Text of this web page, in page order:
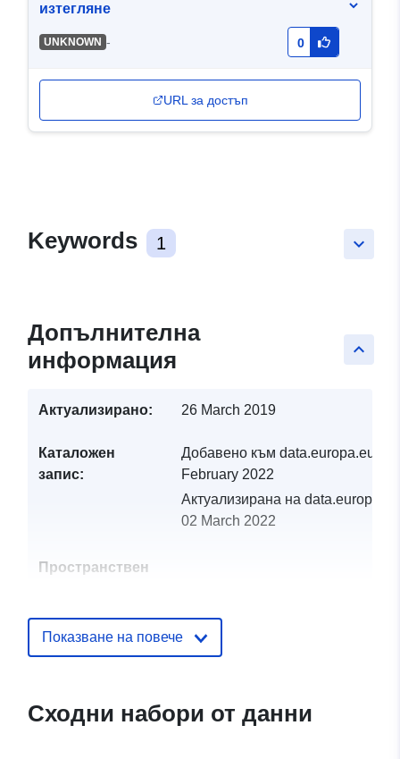
изтегляне
UNKNOWN - 0
URL за достъп
keyboard_arrow_down
Keywords 1
keyboard_arrow_up
Допълнителна
информация
Актуализирано: 26 March 2019
Каталожен
запис:
Добавено към data.europa.eu:
February 2022
Актуализирана на
02 March 2022
Пространствен
Идентификатор
и:
http://catalogue.geo-
ide.developpement-
75d7-497a-aeea-
Показване на повече
Сходни набори от данни